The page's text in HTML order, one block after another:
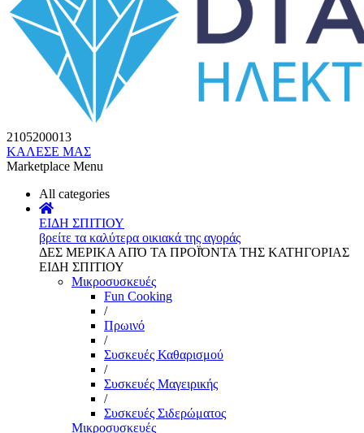
2105200013
ΚΑΛΕΣΕ ΜΑΣ
Marketplace Menu
All categories
ΕΙΔΗ ΣΠΙΤΙΟΥ
βρείτε τα καλύτερα οικιακά της αγοράς
ΔΕΣ ΜΕΡΙΚΑ ΑΠΌ ΤΑ ΠΡΟΪΌΝΤΑ ΤΗΣ ΚΑΤΗΓΟΡΙΑΣ
ΕΙΔΗ ΣΠΙΤΙΟΥ
Μικροσυσκευές
Fun Cooking
/
Πρωινό
/
Συσκευές Καθαρισμού
/
Συσκευές Μαγειρικής
/
Συσκευές Σιδερώματος
Μικροσυσκευές